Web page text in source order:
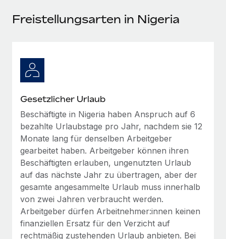
Tools
Frag unsere Expert:innen
Hilfe von Expert:innen für globale HR & Compliance
Einfacheres Bewerber:innen-Screening
Compliance Watchtower
Lückenlose Compliance
Geräteverwaltung
Globale Bereitstellung und Verfolgung von IT-
Geräten
Gründung von Niederlassungen
Schnelle, rechtssichere Gründung von
Partner werden
Remote Build
Beratung zu Integrationen und KI-Automatisierung
So hat der KI-Vorreiter Weaviate sein Team mit
Remote um 120 % vergrößert
Weaviate auf einen Blick Weaviate entwickelt KI-basierte
Open-Source-Infrastrukturen. Das...
Mehr erfahren
Revolution des Enterprise Contractor
Managements – die Erfolgsgeschichte einer
Events
Informationen zu Gehältern und Qualifikationen
Insights Center
Hol dir Unterstützung
Alle Ressourcen anzeigen
BLOG
Globale Payroll
EOR und PEO
Contractor Management
Steuern
Freistellungsarten in Nigeria
Gesetzlicher Urlaub
Beschäftigte in Nigeria haben Anspruch auf 6
bezahlte Urlaubstage pro Jahr, nachdem sie 12
Monate lang für denselben Arbeitgeber
gearbeitet haben. Arbeitgeber können ihren
Beschäftigten erlauben, ungenutzten Urlaub
auf das nächste Jahr zu übertragen, aber der
gesamte angesammelte Urlaub muss innerhalb
von zwei Jahren verbraucht werden.
Arbeitgeber dürfen Arbeitnehmer:innen keinen
finanziellen Ersatz für den Verzicht auf
rechtmäßig zustehenden Urlaub anbieten. Bei